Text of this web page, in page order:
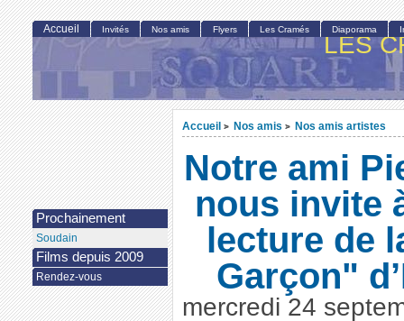
LES
Accueil > Nos amis > Nos amis artistes
Notre ami
nous invite
lecture de
Garçon"
mercredi 24
Accueil Invités Nos amis Flyers Les Cramés Diaporama
Prochainement
Soudain
Films depuis 2009
Rendez-vous